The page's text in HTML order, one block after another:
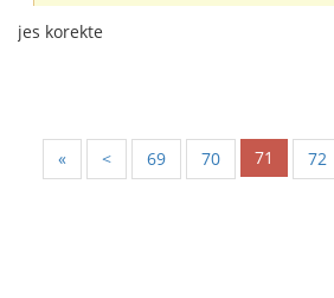
jes korekte
« < 69 70 71 72